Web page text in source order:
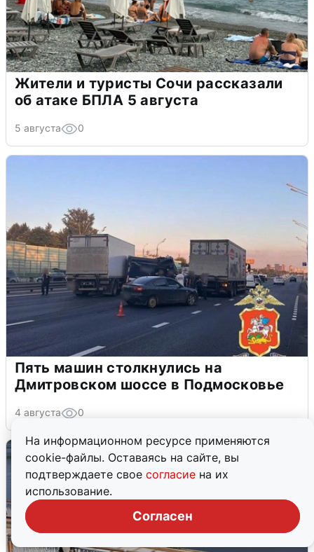
На информационном ресурсе применяются
cookie-файлы. Оставаясь на сайте, вы
подтверждаете свое согласие на их
использование.
Согласен
Жители и туристы Сочи рассказали
об атаке БПЛА 5 августа
5 августа 0
Пять машин столкнулись на
Дмитровском шоссе в Подмосковье
4 августа 0